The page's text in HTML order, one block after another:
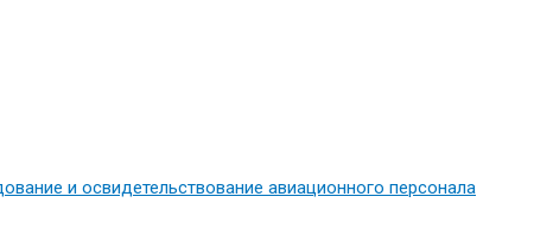
и освидетельствование авиационного персонала